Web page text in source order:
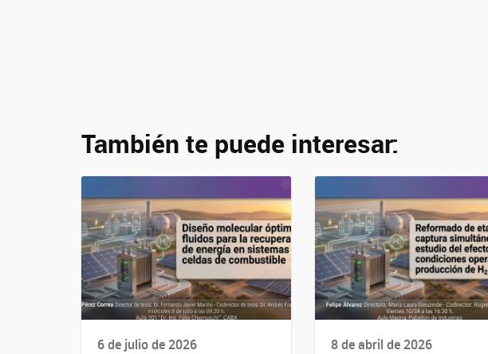
También te puede interesar:
6 de julio de 2026 8 de abril de 2026